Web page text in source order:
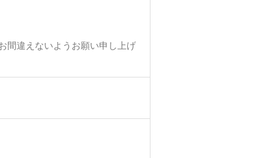
間違えないようお願い申し上げ